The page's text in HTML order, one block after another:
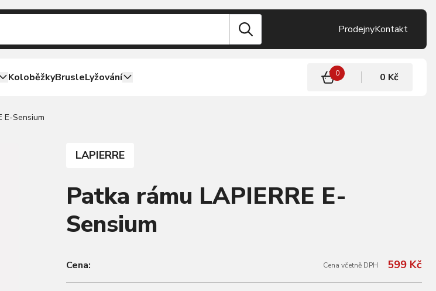
ProdejnyKontakt
KoloběžkyBrusleLyžování 0 0 Kč
E-Sensium
LAPIERRE
Patka rámu LAPIERRE E-
Sensium
Cena: Cena včetně DPH 599 Kč